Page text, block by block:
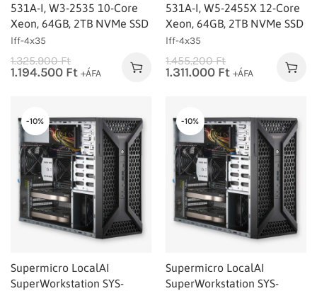
531A-I, W3-2535 10-Core
Xeon, 64GB, 2TB NVMe SSD
lff-4x35
1.325.900Ft
1.194.500 Ft +ÁFA
531A-I, W5-2455X 12-Core
Xeon, 64GB, 2TB NVMe SSD
lff-4x35
1.455.200Ft
1.311.000 Ft +ÁFA
-10%
Supermicro LocalAI
SuperWorkstation SYS-
-10%
Supermicro LocalAI
SuperWorkstation SYS-